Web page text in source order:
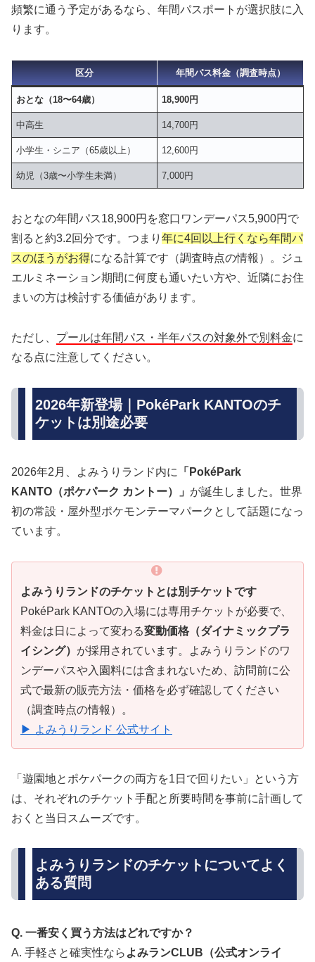
頻繁に通う予定があるなら、年間パスポートが選択肢に入
ります。
区分 年間パス料金（調査時点）
おとな（18〜64歳） 18,900円
中高生 14,700円
小学生・シニア（65歳以上） 12,600円
幼児（3歳〜小学生未満） 7,000円
おとなの年間パス18,900円を窓口ワンデーパス5,900円で
割ると約3.2回分です。つまり 年に4回以上行くなら年間パ
スのほうがお得になる計算です（調査時点の情報）。ジュ
エルミネーション期間に何度も通いたい方や、近隣にお住
まいの方は検討する価値があります。
ただし、 プールは年間パス・半年パスの対象外で別料金に
なる点に注意してください。
2026年新登場｜PokéPark KANTOのチ
ケットは別途必要
2026年2月、よみうりランド内に
「PokéPark
KANTO（ポケパーク カントー）」 が誕生しました。世界
初の常設・屋外型ポケモンテーマパークとして話題になっ
ています。
よみうりランドのチケットとは別チケットです
PokéPark KANTOの入場には専用チケットが必要で、
料金は日によって変わる変動価格（ダイナミックプラ
イシング） が採用されています。よみうりランドのワ
ンデーパスや入園料には含まれないため、訪問前に公
式で最新の販売方法・価格を必ず確認してください
（調査時点の情報）。
▶ よみうりランド 公式サイト
「遊園地とポケパークの両方を1日で回りたい」という方
は、それぞれのチケット手配と所要時間を事前に計画して
おくと当日スムーズです。
よみうりランドのチケットについてよく
ある質問
Q. 一番安く買う方法はどれですか？
A. 手軽さと確実性なら よみランCLUB（公式オンライ